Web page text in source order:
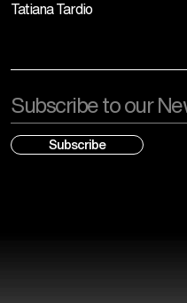
Tatiana Tardio
Email